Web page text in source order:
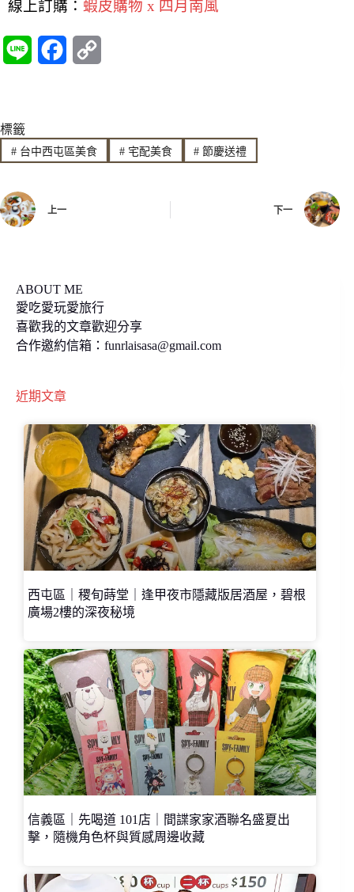
線上訂購： 蝦皮購物 x 四月南風
e e
b
y
L
標籤
#台中西屯區美食 #宅配美食 # 節慶送禮
上一 下一
ABOUT ME
愛吃愛玩愛旅行
喜歡我的文章歡迎分享
合作邀約信箱： funrlaisasa@gmail.com
近期文章
西屯區｜稷旬蒔堂｜逢甲夜市隱藏版居酒屋，碧根
廣場2樓的深夜秘境
信義區｜先喝道 101店｜間諜家家酒聯名盛夏出
擊，隨機角色杯與質感周邊收藏